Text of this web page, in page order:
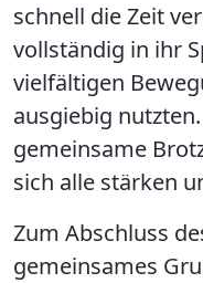
schnell die Zeit
vollständig in ihr
vielfältigen
ausgiebig
gemeinsame
sich alle stärken
Zum Abschluss
gemeinsames